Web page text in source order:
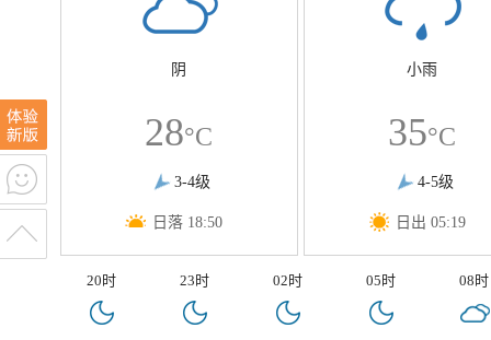
阴
28°C
3-4级
日落 18:50
小雨
35°C
4-5级
日出 05:19
20时 23时 02时 05时 08时